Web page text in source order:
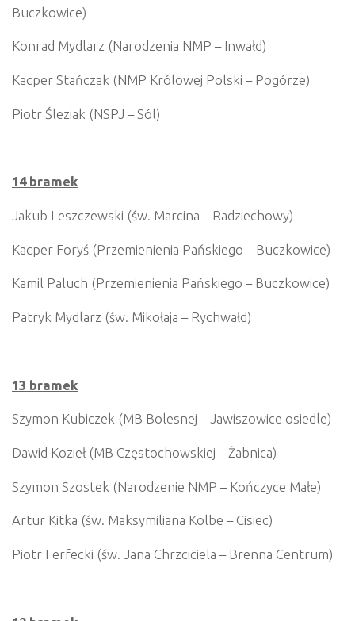
Buczkowice)
Konrad Mydlarz (Narodzenia NMP – Inwałd)
Kacper Stańczak (NMP Królowej Polski – Pogórze)
Piotr Śleziak (NSPJ – Sól)
14 bramek
Jakub Leszczewski (św. Marcina – Radziechowy)
Kacper Foryś (Przemienienia Pańskiego – Buczkowice)
Kamil Paluch (Przemienienia Pańskiego – Buczkowice)
Patryk Mydlarz (św. Mikołaja – Rychwałd)
13 bramek
Szymon Kubiczek (MB Bolesnej – Jawiszowice osiedle)
Dawid Kozieł (MB Częstochowskiej – Żabnica)
Szymon Szostek (Narodzenie NMP – Kończyce Małe)
Artur Kitka (św. Maksymiliana Kolbe – Cisiec)
Piotr Ferfecki (św. Jana Chrzciciela – Brenna Centrum)